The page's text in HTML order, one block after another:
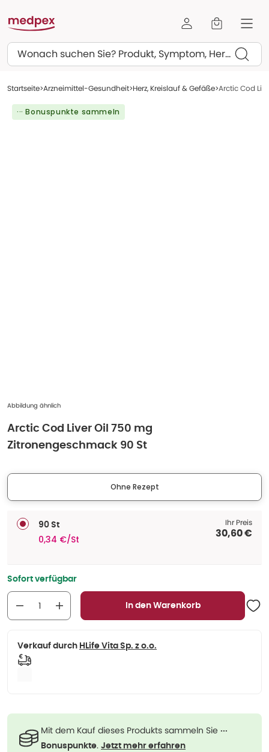
Suchen
Startseite Arzneimittel-Gesundheit Herz, Kreislauf & Gefäße Arctic Cod
··· Bonuspunkte sammeln
Abbildung ähnlich
Arctic Cod Liver Oil 750 mg
Zitronengeschmack 90 St
Ohne Rezept
90 St
0,34 €/St
Ihr Preis
30,60 €
Sofort verfügbar
In den Warenkorb
Verkauf durch HLife Vita Sp. z o.o.
Mit dem Kauf dieses Produkts sammeln Sie ···
Bonuspunkte. Jetzt mehr erfahren